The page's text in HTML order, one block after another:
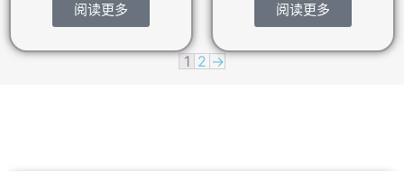
阅读更多 阅读更多
1 2 →